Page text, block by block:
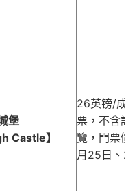
堡
Castle】
26英镑/成
票，不含語
覽，門票價
月25日、26